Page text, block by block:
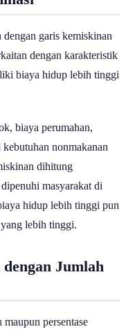
garis kemiskinan
dengan karakteristik
biaya hidup lebih tinggi
biaya perumahan,
nonmakanan
dihitung
masyarakat di
hidup lebih tinggi pun
lebih tinggi.
Jumlah
persentase